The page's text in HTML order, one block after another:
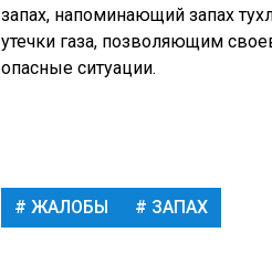
запах, напоминающий запах
утечки газа, позволяющим
опасные ситуации.
ЖАЛОБЫ ЗАПАХ